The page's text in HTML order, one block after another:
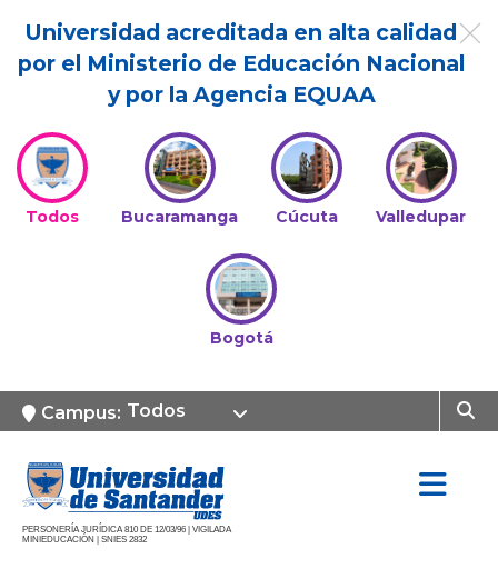
Universidad acreditada en alta calidad
por el Ministerio de Educación Nacional
y por la Agencia EQUAA
Todos Bucaramanga Cúcuta Valledupar
Bogotá
Campus: Todos
PERSONERÍA JURÍDICA 810 DE 12/03/96 | VIGILADA
MINIEDUCACIÓN | SNIES 2832